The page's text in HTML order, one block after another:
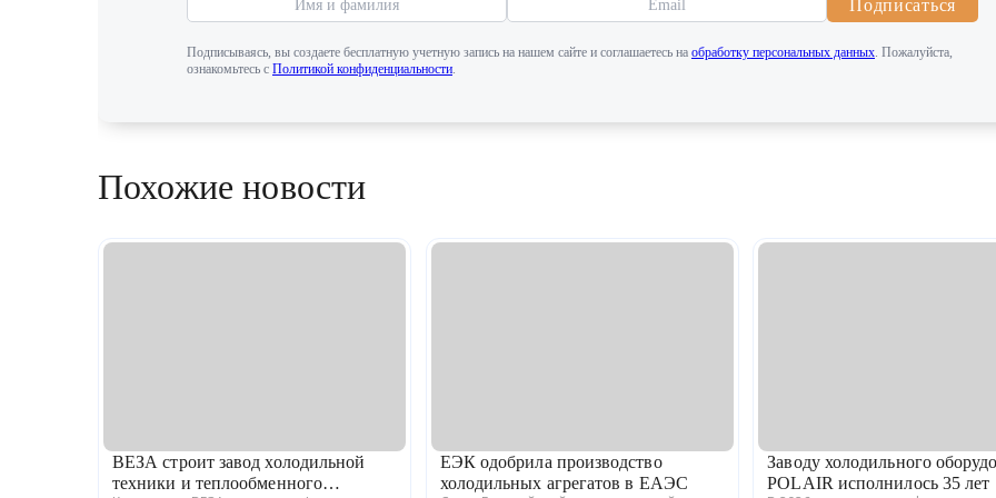
Подписаться
Подписываясь, вы создаете бесплатную учетную запись на нашем сайте и соглашаетесь на обработку персональных данных. Пожалуйста,
ознакомьтесь с Политикой конфиденциальности.
Похожие новости
ВЕЗА строит завод холодильной
техники и теплообменного
ЕЭК одобрила производство
холодильных агрегатов в ЕАЭС
Заводу холодильного
POLAIR исполнилось 35 лет